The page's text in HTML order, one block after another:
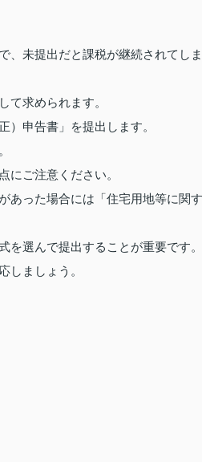
、未提出だと課税が継続されてしま
て求められます。
申告書」を提出します。
にご注意ください。
あった場合には「住宅用地等に関す
を選んで提出することが重要です。
しましょう。